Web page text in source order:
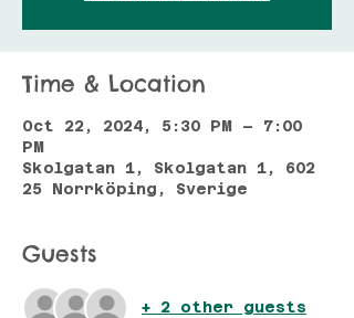
Time & Location
Oct 22, 2024, 5:30 PM – 7:00
PM
Skolgatan 1, Skolgatan 1, 602
25 Norrköping, Sverige
Guests
+ 2 other guests